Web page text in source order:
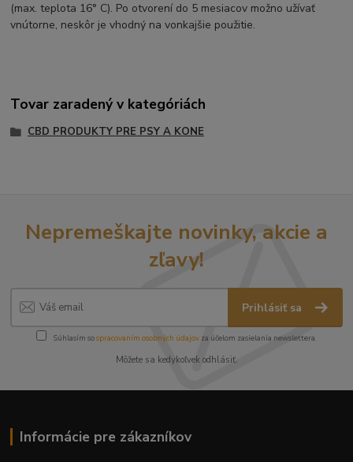
(max. teplota 16° C). Po otvorení do 5 mesiacov možno užívať
vnútorne, neskôr je vhodný na vonkajšie použitie.
Tovar zaradený v kategóriách
CBD PRODUKTY PRE PSY A KONE
Nepremeškajte novinky, akcie a
zľavy!
Prihlásiť sa
Súhlasím sospracovaním osobných údajov za účelom zasielania newslettera.
Môžete sa kedykoľvek odhlásiť.
Informácie pre zákazníkov